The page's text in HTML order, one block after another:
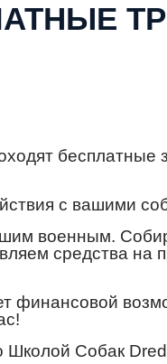
бесплатные
с вашими
военным.
средства на
финансовой
Школой Собак